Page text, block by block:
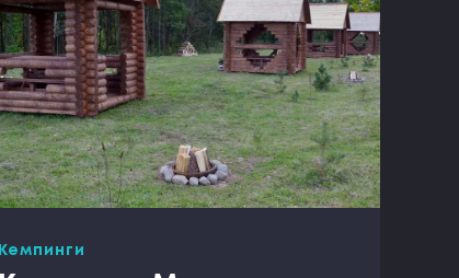
Кемпинги